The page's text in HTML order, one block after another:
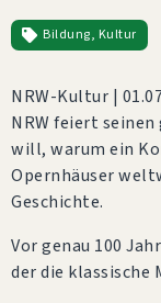
Bildung, Kultur
NRW-Kultur |
NRW feiert seinen
will, warum ein
Opernhäuser
Geschichte.
Vor genau 100
der die